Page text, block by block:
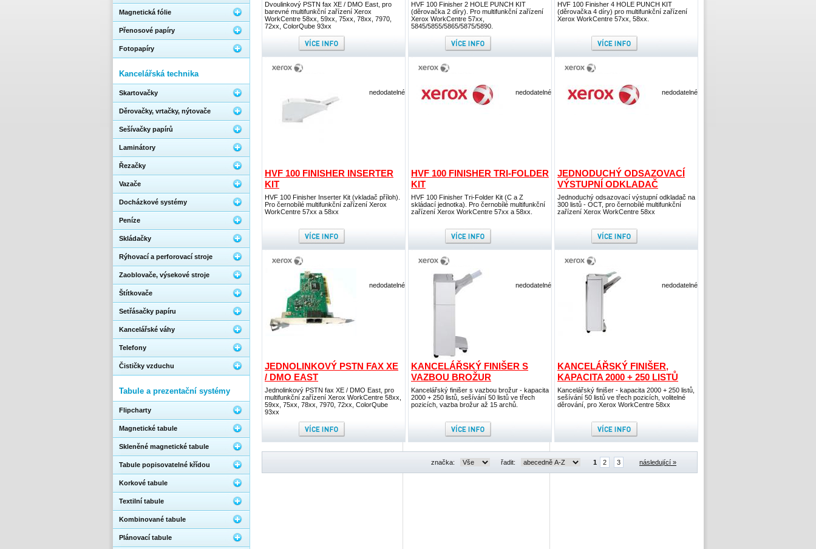
Dvoulinkový PSTN fax XE / DMO East, pro
barevné multifunkční zařízení Xerox
WorkCentre 58xx, 59xx, 75xx, 78xx, 7970,
72xx, ColorQube 93xx
HVF 100 Finisher 2 HOLE PUNCH KIT
(děrovačka 2 díry). Pro multifunkční zařízení
Xerox WorkCentre 57xx,
5845/5855/5865/5875/5890.
HVF 100 Finisher 4 HOLE PUNCH KIT
(děrovačka 4 díry) pro multifunkční zařízení
Xerox WorkCentre 57xx, 58xx.
HVF 100 FINISHER INSERTER
KIT
HVF 100 Finisher Inserter Kit (vkladač příloh).
Pro černobílé multifunkční zařízení Xerox
WorkCentre 57xx a 58xx
nedodatelné
HVF 100 FINISHER TRI-FOLDER
KIT
HVF 100 Finisher Tri-Folder Kit (C a Z
skládací jednotka). Pro černobílé multifunkční
zařízení Xerox WorkCentre 57xx a 58xx.
nedodatelné
JEDNODUCHÝ ODSAZOVACÍ
VÝSTUPNÍ ODKLADAČ
Jednoduchý odsazovací výstupní odkladač na
300 listů - OCT, pro černobílé multifunkční
zařízení Xerox WorkCentre 58xx
nedodatelné
JEDNOLINKOVÝ PSTN FAX XE
/ DMO EAST
Jednolinkový PSTN fax XE / DMO East, pro
multifunkční zařízení Xerox WorkCentre 58xx,
59xx, 75xx, 78xx, 7970, 72xx, ColorQube
93xx
nedodatelné
KANCELÁŘSKÝ FINIŠER S
VAZBOU BROŽUR
Kancelářský finišer s vazbou brožur - kapacita
2000 + 250 listů, sešívání 50 listů ve třech
pozicích, vazba brožur až 15 archů.
nedodatelné
KANCELÁŘSKÝ FINIŠER,
KAPACITA 2000 + 250 LISTŮ
Kancelářský finišer - kapacita 2000 + 250 listů,
sešívání 50 listů ve třech pozicích, volitelné
děrování, pro Xerox WorkCentre 58xx
nedodatelné
značka: řadit: 1 2 3 následující »
Magnetická fólie
Přenosové papíry
Fotopapíry
Kancelářská technika
Skartovačky
Děrovačky, vrtačky, nýtovače
Sešívačky papírů
Laminátory
Řezačky
Vazače
Docházkové systémy
Peníze
Skládačky
Rýhovací a perforovací stroje
Zaoblovače, výsekové stroje
Štítkovače
Setřásačky papíru
Kancelářské váhy
Telefony
Čističky vzduchu
Tabule a prezentační systémy
Flipcharty
Magnetické tabule
Skleněné magnetické tabule
Tabule popisovatelné křídou
Korkové tabule
Textilní tabule
Kombinované tabule
Plánovací tabule